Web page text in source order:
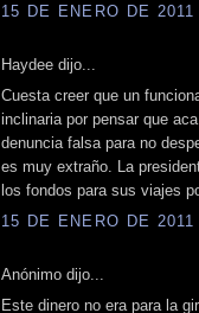
15 DE ENERO DE
Haydee dijo...
Cuesta creer que un
inclinaria por pensar que
denuncia falsa para no
es muy extraño. La
los fondos para sus viajes
15 DE ENERO DE
Anónimo dijo...
Este dinero no era para la